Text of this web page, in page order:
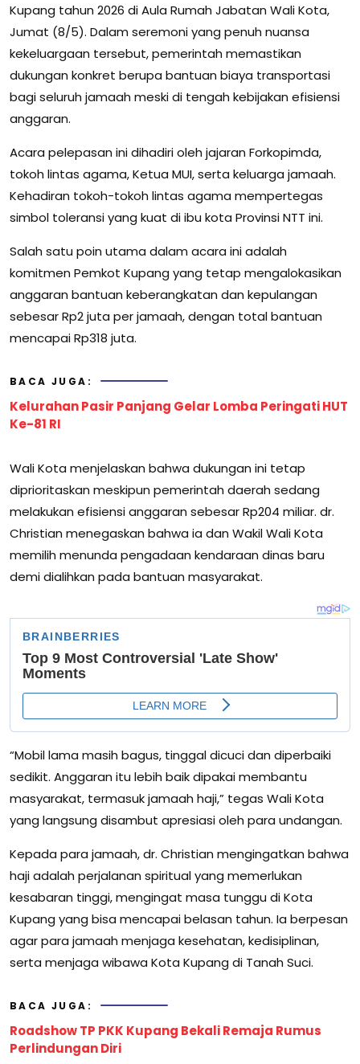
Kupang tahun 2026 di Aula Rumah Jabatan Wali Kota,
Jumat (8/5). Dalam seremoni yang penuh nuansa
kekeluargaan tersebut, pemerintah memastikan
dukungan konkret berupa bantuan biaya transportasi
bagi seluruh jamaah meski di tengah kebijakan efisiensi
anggaran.
Acara pelepasan ini dihadiri oleh jajaran Forkopimda,
tokoh lintas agama, Ketua MUI, serta keluarga jamaah.
Kehadiran tokoh-tokoh lintas agama mempertegas
simbol toleransi yang kuat di ibu kota Provinsi NTT ini.
Salah satu poin utama dalam acara ini adalah
komitmen Pemkot Kupang yang tetap mengalokasikan
anggaran bantuan keberangkatan dan kepulangan
sebesar Rp2 juta per jamaah, dengan total bantuan
mencapai Rp318 juta.
BACA JUGA:
Kelurahan Pasir Panjang Gelar Lomba Peringati HUT
Ke-81 RI
Wali Kota menjelaskan bahwa dukungan ini tetap
diprioritaskan meskipun pemerintah daerah sedang
melakukan efisiensi anggaran sebesar Rp204 miliar. dr.
Christian menegaskan bahwa ia dan Wakil Wali Kota
memilih menunda pengadaan kendaraan dinas baru
demi dialihkan pada bantuan masyarakat.
“Mobil lama masih bagus, tinggal dicuci dan diperbaiki
sedikit. Anggaran itu lebih baik dipakai membantu
masyarakat, termasuk jamaah haji,” tegas Wali Kota
yang langsung disambut apresiasi oleh para undangan.
Kepada para jamaah, dr. Christian mengingatkan bahwa
haji adalah perjalanan spiritual yang memerlukan
kesabaran tinggi, mengingat masa tunggu di Kota
Kupang yang bisa mencapai belasan tahun. Ia berpesan
agar para jamaah menjaga kesehatan, kedisiplinan,
serta menjaga wibawa Kota Kupang di Tanah Suci.
BACA JUGA:
Roadshow TP PKK Kupang Bekali Remaja Rumus
Perlindungan Diri